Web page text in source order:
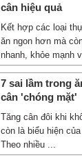
cân hiệu quả
Kết hợp các loại
ăn ngon hơn mà
nhanh, khỏe mạnh
7 sai lầm trong
cân 'chóng mặt'
Tăng cân đôi khi
còn là biểu hiện
Theo nhiều ...